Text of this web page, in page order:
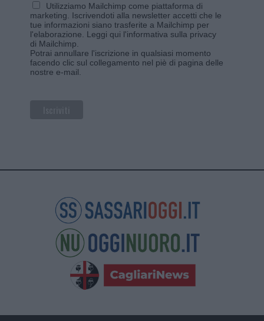
Utilizziamo Mailchimp come piattaforma di
marketing. Iscrivendoti alla newsletter accetti che le
tue informazioni siano trasferite a Mailchimp per
l'elaborazione. Leggi qui l'informativa sulla privacy
di Mailchimp
Potrai annullare l'iscrizione in qualsiasi momento
facendo clic sul collegamento nel piè di pagina delle
nostre e-mail.